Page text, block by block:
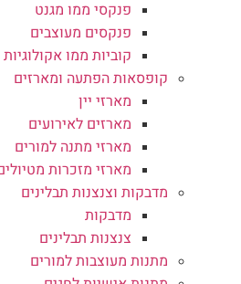
פנקסי ממו מגנט
פנקסים מעוצבים
קוביות ממו אקולוגיות
קופסאות הפתעה ומארזים
מארזי יין
מארזים לאירועים
מארזי מתנה למורים
מארזי מזכרות מטיולים
מדבקות וצנצנות תבלינים
מדבקות
צנצנות תבלינים
מתנות מעוצבות למורים